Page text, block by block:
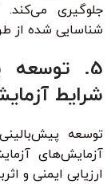
جلوگیری می‌کند.
شناسایی شده از
5. توسعه
شرایط
ارزیابی ایمنی و